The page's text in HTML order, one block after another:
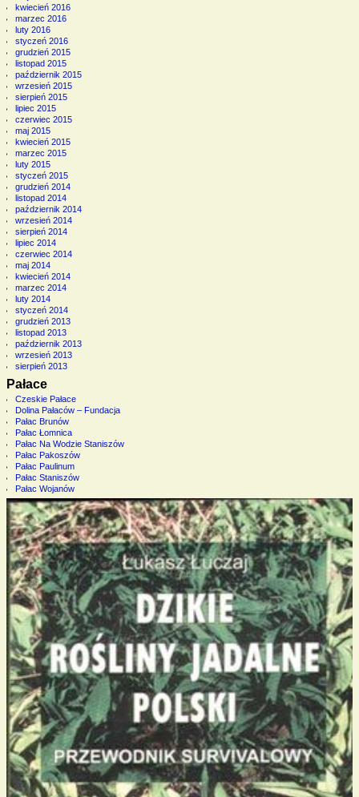
kwiecień 2016
marzec 2016
luty 2016
styczeń 2016
grudzień 2015
listopad 2015
październik 2015
wrzesień 2015
sierpień 2015
lipiec 2015
czerwiec 2015
maj 2015
kwiecień 2015
marzec 2015
luty 2015
styczeń 2015
grudzień 2014
listopad 2014
październik 2014
wrzesień 2014
sierpień 2014
lipiec 2014
czerwiec 2014
maj 2014
kwiecień 2014
marzec 2014
luty 2014
styczeń 2014
grudzień 2013
listopad 2013
październik 2013
wrzesień 2013
sierpień 2013
Pałace
Czeskie Pałace
Dolina Pałaców – Fundacja
Pałac Brunów
Pałac Łomnica
Pałac Na Wodzie Staniszów
Pałac Pakoszów
Pałac Paulinum
Pałac Staniszów
Pałac Wojanów